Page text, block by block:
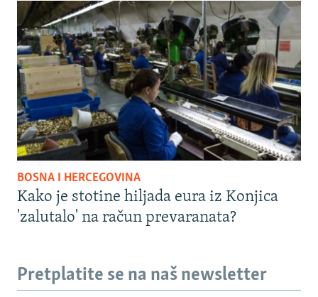
BOSNA I HERCEGOVINA
Kako je stotine hiljada eura iz Konjica
'zalutalo' na račun prevaranata?
Pretplatite se na naš newsletter